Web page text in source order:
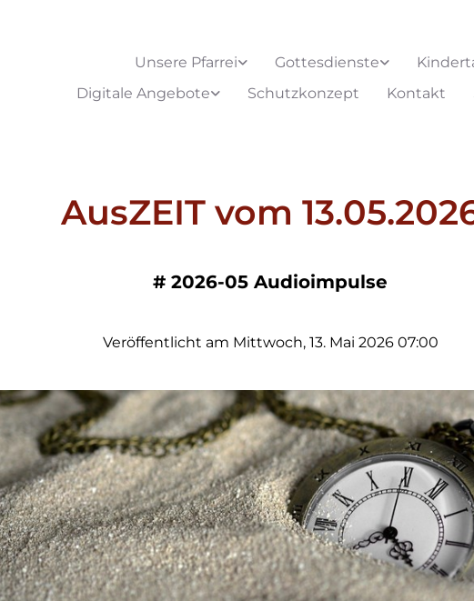
Unsere Pfarrei Gottesdienste
Digitale Angebote
Schutzkonzept Kontakt
AusZEIT vom
# 2026-05 Audioimpulse
Veröffentlicht am Mittwoch, 13. Mai 2026 07:00